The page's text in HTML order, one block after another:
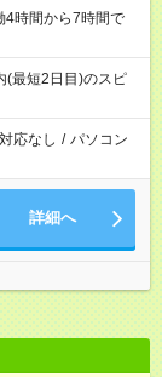
(最短2日目)のスピ
応なし / パソコン
詳細へ